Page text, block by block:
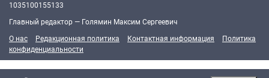
1035100155133
Главный редактор — Голямин Максим Сергеевич
О нас
Редакционная политика Контактная информация
Политика
конфиденциальности